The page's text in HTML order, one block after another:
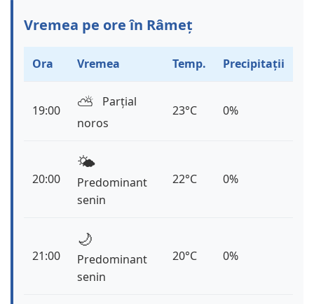
Vremea pe ore în Râmeț
Ora Vremea Temp. Precipitații
19:00 ⛅️
Parțial
noros
23°C 0%
20:00
🌤️
Predominant
senin
22°C 0%
21:00
🌙
Predominant
senin
20°C 0%